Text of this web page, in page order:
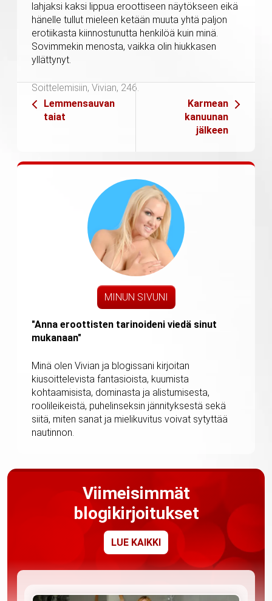
lahjaksi kaksi lippua eroottiseen näytökseen eikä
hänelle tullut mieleen ketään muuta yhtä paljon
erotiikasta kiinnostunutta henkilöä kuin minä.
Sovimmekin menosta, vaikka olin hiukkasen
yllättynyt.
Soittelemisiin, Vivian, 246.
Lemmensauvan
taiat
Karmean
kanuunan
jälkeen
MINUN SIVUNI
"Anna eroottisten tarinoideni viedä sinut
mukanaan"
Minä olen Vivian ja blogissani kirjoitan
kiusoittelevista fantasioista, kuumista
kohtaamisista, dominasta ja alistumisesta,
roolileikeistä, puhelinseksin jännityksestä sekä
siitä, miten sanat ja mielikuvitus voivat sytyttää
nautinnon.
Viimeisimmät
blogikirjoitukset
LUE KAIKKI